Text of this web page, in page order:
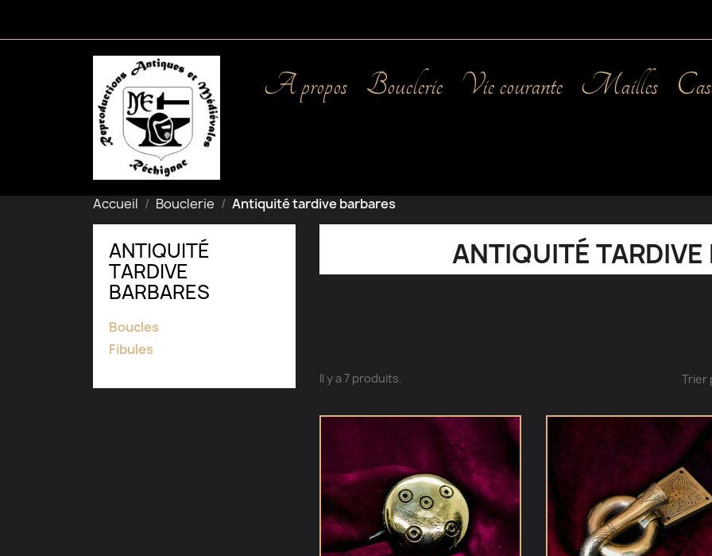
A propos Bouclerie Vie courante Mailles
Accueil Bouclerie Antiquité tardive barbares
ANTIQUITÉ
TARDIVE
BARBARES
Boucles
Fibules
ANTIQUITÉ TARDIVE
Il y a 7 produits. Trier